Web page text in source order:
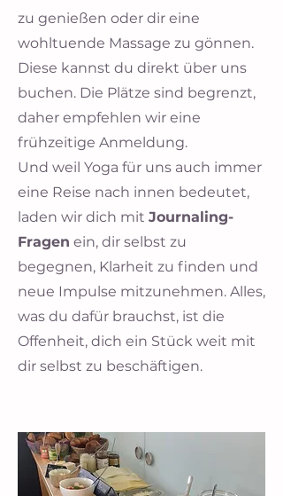
zu genießen oder dir eine
wohltuende Massage zu gönnen.
Diese kannst du direkt über uns
buchen. Die Plätze sind begrenzt,
daher empfehlen wir eine
frühzeitige Anmeldung.
Und weil Yoga für uns auch immer
eine Reise nach innen bedeutet,
laden wir dich mit Journaling-
Fragen ein, dir selbst zu
begegnen, Klarheit zu finden und
neue Impulse mitzunehmen. Alles,
was du dafür brauchst, ist die
Offenheit, dich ein Stück weit mit
dir selbst zu beschäftigen.